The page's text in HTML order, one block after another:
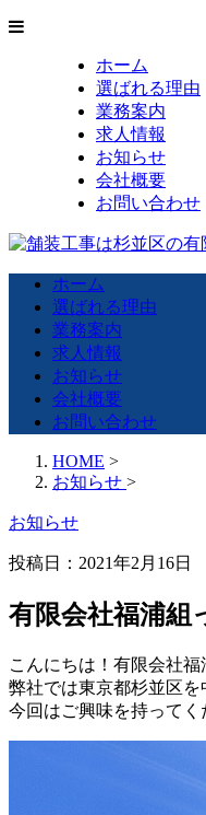
ホーム
選ばれる理由
業務案内
求人情報
お知らせ
会社概要
お問い合わせ
ホーム
選ばれる理由
業務案内
求人情報
お知らせ
会社概要
お問い合わせ
HOME >
お知らせ >
お知らせ
投稿日：2021年2月16日
有限会社福浦組
こんにちは！有限会社福
弊社では東京都杉並区を
今回はご興味を持ってく